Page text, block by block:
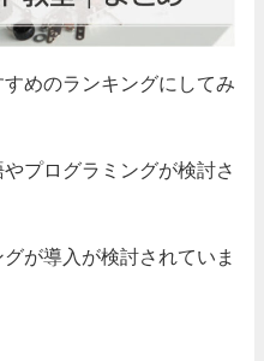
めのランキングにしてみ
プログラミングが検討さ
が導入が検討されていま